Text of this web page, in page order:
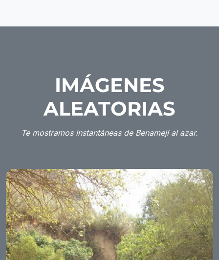
IMÁGENES
ALEATORIAS
Te mostramos instantáneas de Benamejí al azar.